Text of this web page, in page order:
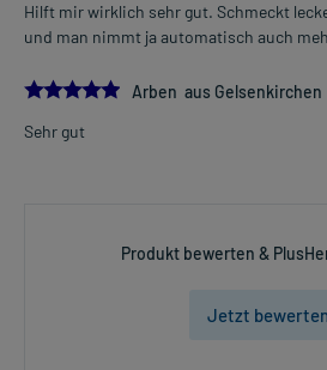
Hilft mir wirklich sehr gut. Schmeckt
und man nimmt ja automatisch auch
5.0Arben aus Gelsenkirchen
Sehr gut
Produkt bewerten &
Jetzt bewerten